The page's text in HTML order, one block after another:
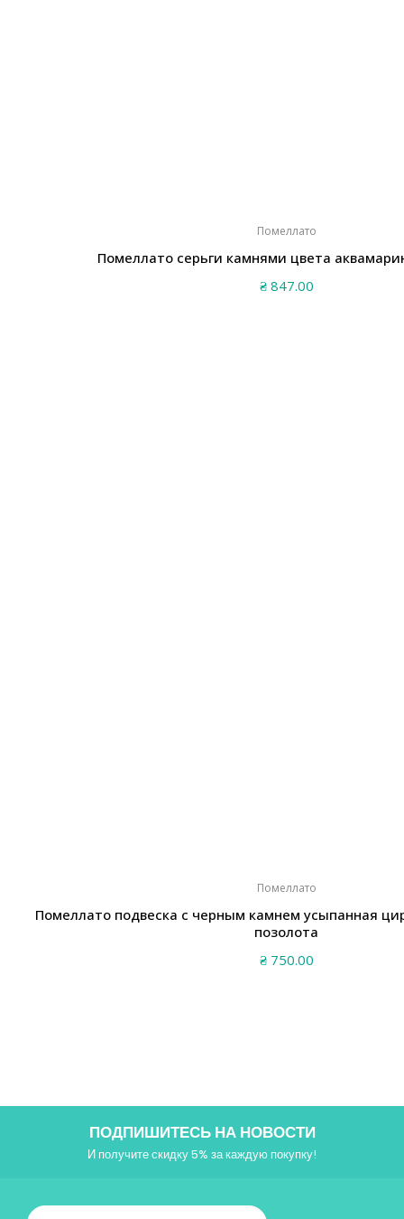
Помеллато
Помеллато серьги камнями цвета
₴847.00
Помеллато
Помеллато подвеска с черным камнем усыпанная
позолота
₴750.00
ПОДПИШИТЕСЬ НА НОВОСТИ
И получите скидку 5% за каждую покупку!